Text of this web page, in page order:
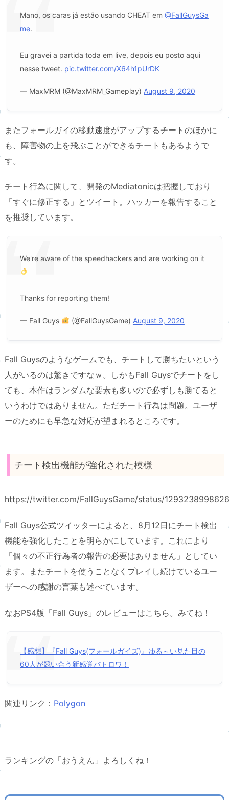
Mano, os caras já estão usando CHEAT em @FallGuysGa
me.
Eu gravei a partida toda em live, depois eu posto aqui
nesse tweet. pic.twitter.com/X64h1pUrDK
— MaxMRM (@MaxMRM_Gameplay) August 9, 2020
またフォールガイの移動速度がアップするチートのほかに
も、障害物の上を飛ぶことができるチートもあるようで
す。
チート行為に関して、開発のMediatonicは把握しており
「すぐに修正する」とツイート。ハッカーを報告すること
を推奨しています。
We're aware of the speedhackers and are working on it
Thanks for reporting them!
— Fall Guys (@FallGuysGame) August 9, 2020
Fall Guysのようなゲームでも、チートして勝ちたいという
人がいるのは驚きですなｗ。しかもFall Guysでチートをし
ても、本作はランダムな要素も多いので必ずしも勝てると
いうわけではありません。ただチート行為は問題。ユーザ
ーのためにも早急な対応が望まれるところです。
チート検出機能が強化された模様
https://twitter.com/FallGuysGame/status/
Fall Guys公式ツイッターによると、8月12日にチート検出
機能を強化したことを明らかにしています。これにより
「個々の不正行為者の報告の必要はありません」としてい
ます。またチートを使うことなくプレイし続けているユー
ザーへの感謝の言葉も述べています。
なおPS4版「Fall Guys」のレビューはこちら。みてね！
【感想】『Fall Guys(フォールガイズ)』ゆる～い見た目の
60人が競い合う新感覚バトロワ！
関連リンク： Polygon
ランキングの「おうえん」よろしくね！